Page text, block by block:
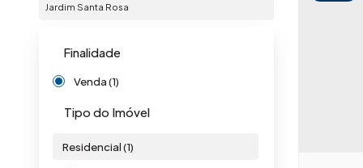
Jardim Santa Rosa
Finalidade
Venda (1)
Tipo do Imóvel
Residencial (1)